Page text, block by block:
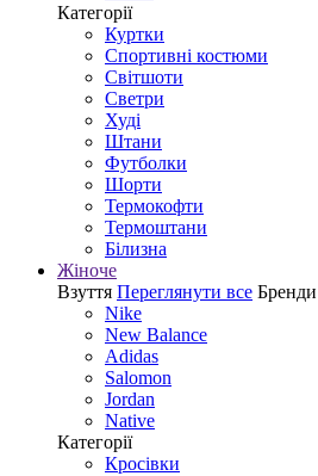
Категорії
Куртки
Спортивні костюми
Світшоти
Светри
Худі
Штани
Футболки
Шорти
Термокофти
Термоштани
Білизна
Жіноче
Взуття Переглянути все Бренди
Nike
New Balance
Adidas
Salomon
Jordan
Native
Категорії
Кросівки